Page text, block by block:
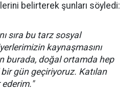
belirterek şunları söyledi:
sıra bu tarz sosyal
kaynaşmasını
burada, doğal ortamda hep
gün geçiriyoruz. Katılan